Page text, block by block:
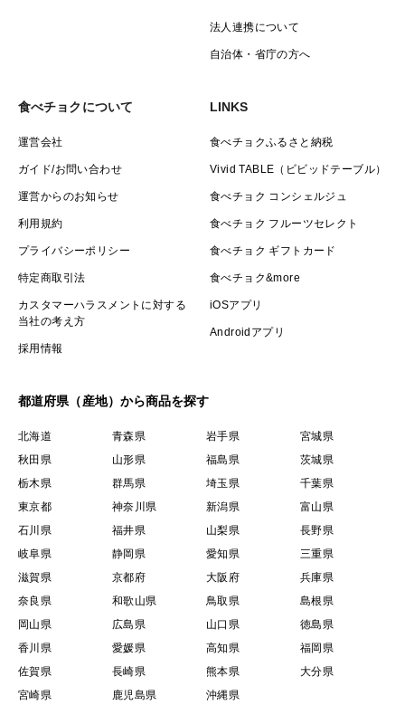
法人連携について
自治体・省庁の方へ
食べチョクについて
運営会社
ガイド/お問い合わせ
運営からのお知らせ
利用規約
プライバシーポリシー
特定商取引法
カスタマーハラスメントに対する
当社の考え方
採用情報
LINKS
食べチョクふるさと納税
Vivid TABLE（ビビッドテーブル）
食べチョク コンシェルジュ
食べチョク フルーツセレクト
食べチョク ギフトカード
食べチョク&more
iOSアプリ
Androidアプリ
都道府県（産地）から商品を探す
北海道 青森県 岩手県
宮城県
秋田県
山形県 福島県
茨城県
栃木県
群馬県 埼玉県
千葉県
東京都
神奈川県 新潟県
富山県
石川県
福井県 山梨県
長野県
岐阜県
静岡県 愛知県
三重県
滋賀県
京都府 大阪府
兵庫県
奈良県
和歌山県 鳥取県
島根県
岡山県
広島県 山口県
徳島県
香川県
愛媛県 高知県
福岡県
佐賀県
長崎県 熊本県
大分県
宮崎県
鹿児島県 沖縄県